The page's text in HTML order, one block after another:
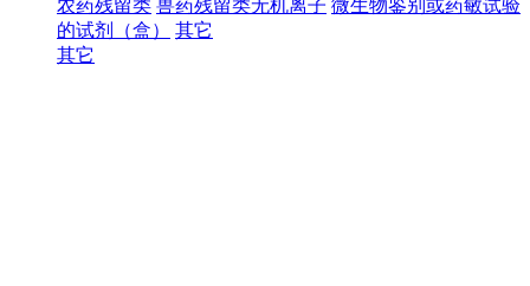
农药残留类 兽药残留类无机离子 微生物鉴别或药敏试验
的试剂（盒）
其它
其它